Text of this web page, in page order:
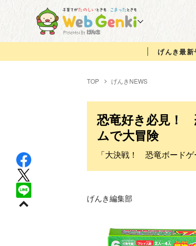
げんき最新
TOP げんきNEWS
恐竜好き必見！
ムで大冒険
「大決戦！ 恐竜ボードゲ
げんき編集部